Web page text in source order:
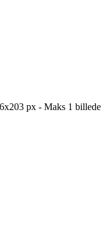
px - Maks 1 billede